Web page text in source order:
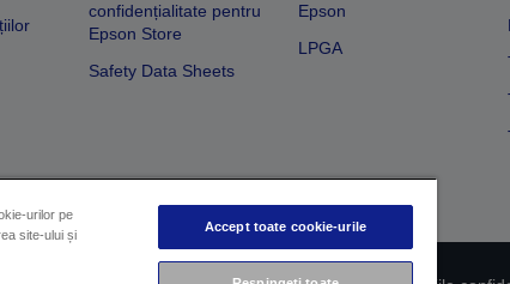
confidențialitate pentru
Epson Store
Safety Data Sheets
Epson
LPGA
urilor pe
site-ului și
Accept toate cookie-urile